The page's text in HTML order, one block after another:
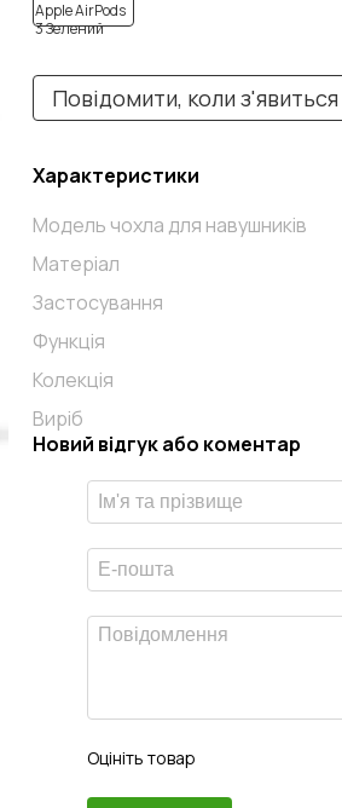
Повідомити, коли з'явиться
Характеристики
Модель чохла для навушників
Матеріал
Застосування
Функція
Колекція
Виріб
Новий відгук або коментар
Оцініть товар